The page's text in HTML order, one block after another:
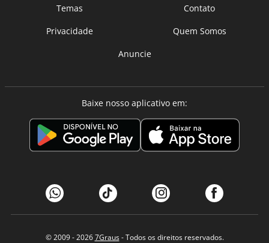
Temas
Contato
Privacidade
Quem Somos
Anuncie
Baixe nosso aplicativo em:
© 2009 - 20267Graus- Todos os direitos reservados.